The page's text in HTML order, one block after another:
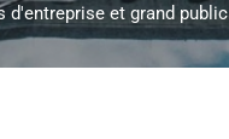
d'entreprise et grand public